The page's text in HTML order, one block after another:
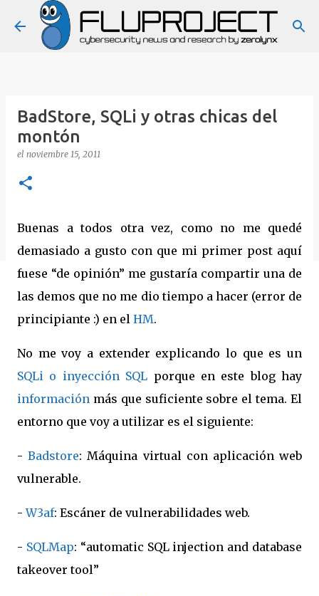
Ir al contenido principal
BadStore, SQLi y otras chicas del
montón
el noviembre 15, 2011
Buenas a todos otra vez, como no me quedé
demasiado a gusto con que mi primer post aquí
fuese “de opinión” me gustaría compartir una de
las demos que no me dio tiempo a hacer (error de
principiante :) en el HM.
No me voy a extender explicando lo que es un
SQLi o inyección SQL porque en este blog hay
información más que suficiente sobre el tema. El
entorno que voy a utilizar es el siguiente:
-Badstore: Máquina virtual con aplicación web
vulnerable.
-W3af: Escáner de vulnerabilidades web.
- SQLMap: “automatic SQL injection and database
takeover tool”